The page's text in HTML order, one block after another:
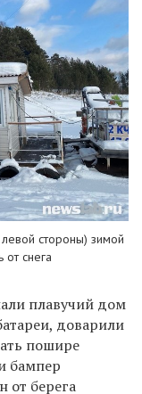
стороны) зимой
снега
плавучий дом
доварили
пошире
бампер
от берега